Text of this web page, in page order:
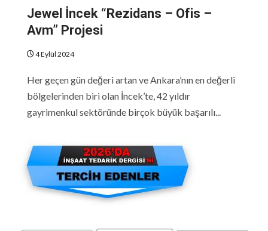
Jewel İncek “Rezidans – Ofis –
Avm” Projesi
4 Eylül 2024
Her geçen gün değeri artan ve Ankara’nın en değerli
bölgelerinden biri olan İncek’te, 42 yıldır
gayrimenkul sektöründe birçok büyük başarılı...